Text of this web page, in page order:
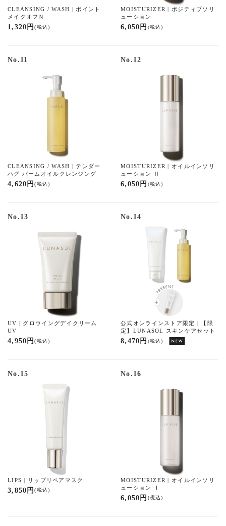
CLEANSING / WASH | ポイント
メイクオフＮ
(税込)
1,320 円
MOISTURIZER | ポジティブソリ
ューション
(税込)
6,050 円
No.11
CLEANSING / WASH | テンダー
ハグ バームオイルクレンジング
(税込)
4,620 円
No.12
MOISTURIZER | オイルインソリ
ューション Ⅱ
(税込)
6,050 円
No.13
UV | グロウイングデイクリーム
UV
(税込)
4,950 円
No.14
公式オンラインストア限定 | 【限
定】LUNASOL スキンケアセット
(税込)
8,470 円
No.15
LIPS | リップリペアマスク
(税込)
3,850 円
No.16
MOISTURIZER | オイルインソリ
ューション Ⅰ
(税込)
6,050 円